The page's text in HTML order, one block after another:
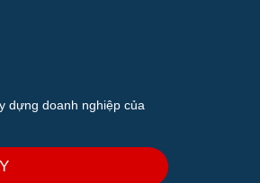
dựng doanh nghiệp của